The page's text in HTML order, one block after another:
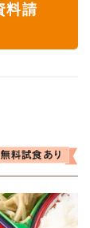
料請